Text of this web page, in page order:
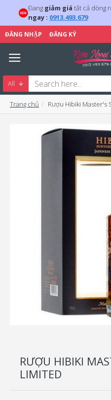
Đang giảm giá tất cả dòng
ngay : 0913.493.679
ĐĂNG NHẬP ĐĂNG KÝ
All
Trang chủ Rượu Hibiki Master's
RƯỢU HIBIKI
LIMITED